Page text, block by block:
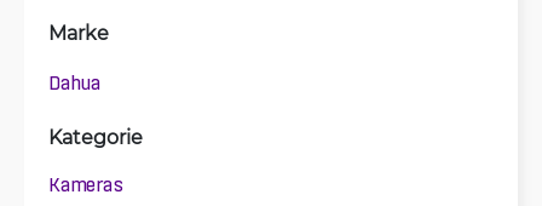
Marke
Dahua
Kategorie
Kameras